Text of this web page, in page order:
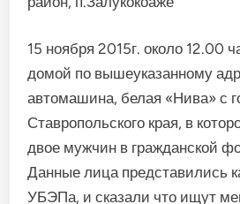
15 ноября 2015г. около 12.00
домой по вышеуказанному
автомашина, белая «Нива» с
Ставропольского края, в
двое мужчин в гражданской
Данные лица представились
УБЭПа, и сказали что ищут